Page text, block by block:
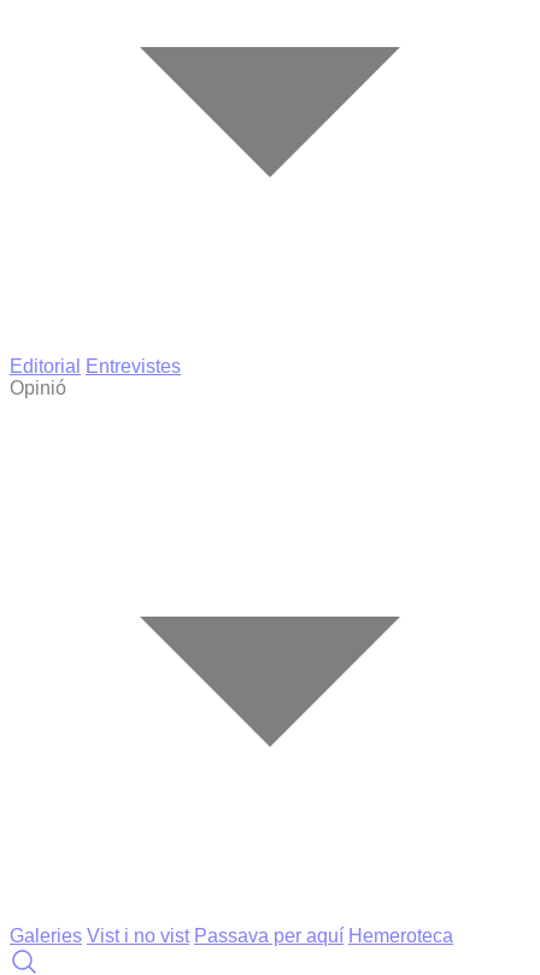
Editorial
Entrevistes
Opinió
Galeries Vist i no vist Passava per aquí Hemeroteca